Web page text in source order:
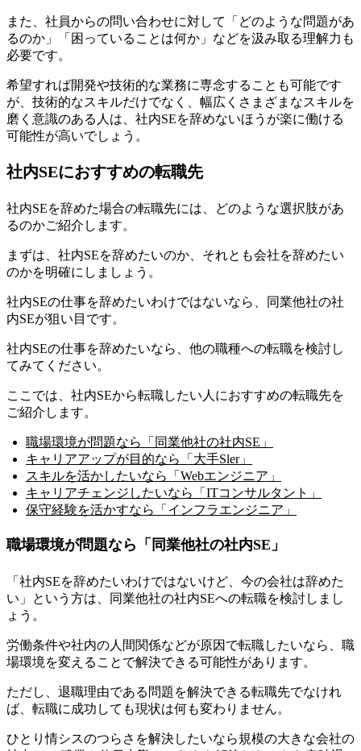
また、社員からの問い合わせに対して「どのような問題があ
るのか」「困っていることは何か」などを汲み取る理解力も
必要です。
希望すれば開発や技術的な業務に専念することも可能です
が、技術的なスキルだけでなく、幅広くさまざまなスキルを
磨く意識のある人は、社内SEを辞めないほうが楽に働ける
可能性が高いでしょう。
社内SEにおすすめの転職先
社内SEを辞めた場合の転職先には、どのような選択肢があ
るのかご紹介します。
まずは、 社内SEを辞めたいのか、それとも会社を辞めたい
のかを明確にしましょう。
社内SEの仕事を辞めたいわけではないなら、同業他社の社
内SEが狙い目です。
社内SEの仕事を辞めたいなら、他の職種への転職を検討し
てみてください。
ここでは、社内SEから転職したい人におすすめの転職先を
ご紹介します。
職場環境が問題なら「同業他社の社内SE」
キャリアアップが目的なら「大手Sler」
スキルを活かしたいなら「Webエンジニア」
キャリアチェンジしたいなら「ITコンサルタント」
保守経験を活かすなら「インフラエンジニア」
職場環境が問題なら「同業他社の社内SE」
「社内SEを辞めたいわけではないけど、今の会社は辞めた
い」という方は、同業他社の社内SEへの転職を検討しまし
ょう。
労働条件や社内の人間関係などが原因で転職したいなら、職
場環境を変えることで解決できる可能性があります。
ただし、退職理由である問題を解決できる転職先でなけれ
ば、転職に成功しても現状は何も変わりません。
ひとり情シスのつらさを解決したいなら規模の大きな会社の